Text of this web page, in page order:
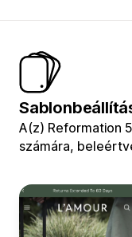
A(z) Reformation
számára,